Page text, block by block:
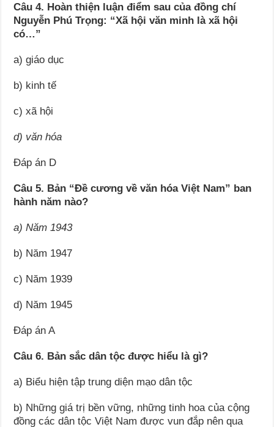
Câu 4. Hoàn thiện luận điểm sau của đồng chí
Nguyễn Phú Trọng: “Xã hội văn minh là xã hội
có…”
a) giáo dục
b) kinh tế
c) xã hội
d) văn hóa
Đáp án D
Câu 5. Bản “Đề cương về văn hóa Việt Nam” ban
hành năm nào?
a) Năm 1943
b) Năm 1947
c) Năm 1939
d) Năm 1945
Đáp án A
Câu 6. Bản sắc dân tộc được hiểu là gì?
a) Biểu hiện tập trung diện mạo dân tộc
b) Những giá trị bền vững, những tinh hoa của cộng
đồng các dân tộc Việt Nam được vun đắp nên qua